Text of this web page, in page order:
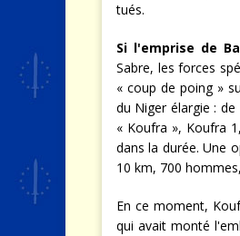
tués.
Si l'emprise de
Sabre, les forces
« coup de poing »
du Niger élargie :
« Koufra », Koufra
dans la durée. Une
10 km, 700
En ce moment,
qui avait monté